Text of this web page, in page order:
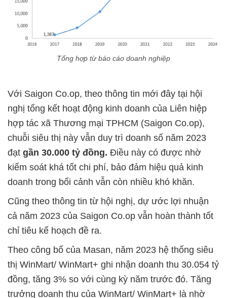
Tổng hợp từ báo cáo doanh nghiệp
Với Saigon Co.op, theo thông tin mới đây tại hội
nghị tổng kết hoạt động kinh doanh của Liên hiệp
hợp tác xã Thương mại TPHCM (Saigon Co.op),
chuỗi siêu thị này vẫn duy trì doanh số năm 2023
đạt gần 30.000 tỷ đồng. Điều này có được nhờ
kiểm soát khá tốt chi phí, bảo đảm hiệu quả kinh
doanh trong bối cảnh vẫn còn nhiều khó khăn.
Cũng theo thông tin từ hội nghị, dự ước lợi nhuận
cả năm 2023 của Saigon Co.op vẫn hoàn thành tốt
chỉ tiêu kế hoạch đề ra.
Theo công bố của Masan, năm 2023 hệ thống siêu
thị WinMart/ WinMart+ ghi nhận doanh thu 30.054 tỷ
đồng, tăng 3% so với cùng kỳ năm trước đó. Tăng
trưởng doanh thu của WinMart/ WinMart+ là nhờ